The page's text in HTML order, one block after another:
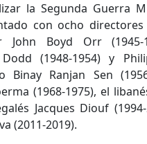
la Segunda Guerra
con ocho directores
Boyd Orr (1945-
(1948-1954) y
Binay Ranjan Sen
(1968-1975), el
Jacques Diouf
(2011-2019).